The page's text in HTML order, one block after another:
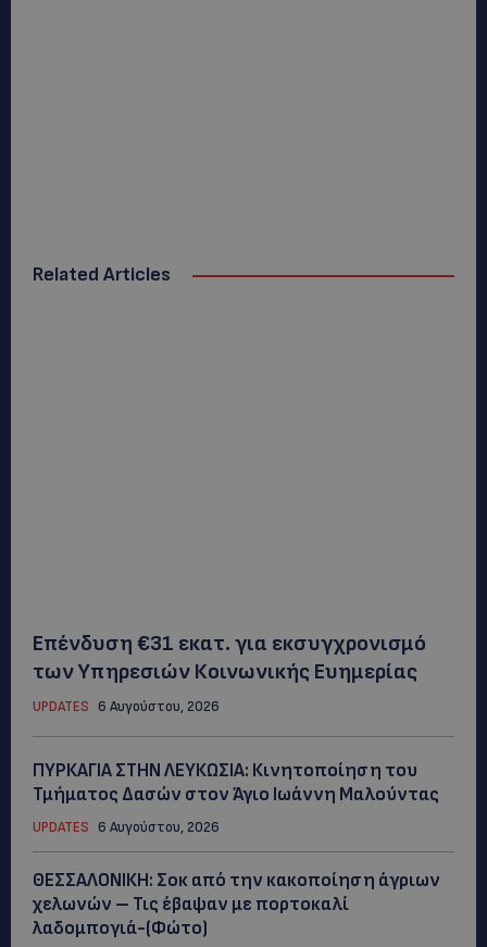
Related Articles
Επένδυση €31 εκατ. για εκσυγχρονισμό
των Υπηρεσιών Κοινωνικής Ευημερίας
UPDATES 6 Αυγούστου, 2026
ΠΥΡΚΑΓΙΑ ΣΤΗΝ ΛΕΥΚΩΣΙΑ: Κινητοποίηση του
Τμήματος Δασών στον Άγιο Ιωάννη Μαλούντας
UPDATES 6 Αυγούστου, 2026
ΘΕΣΣΑΛΟΝΙΚΗ: Σοκ από την κακοποίηση άγριων
χελωνών – Τις έβαψαν με πορτοκαλί
λαδομπογιά-(Φώτο)